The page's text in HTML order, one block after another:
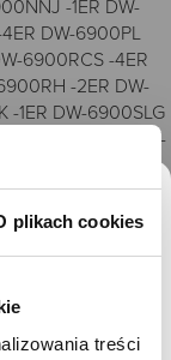
plikach cookies
treści
-1ER DW-
DW-6900PL
6900RCS -4ER
-2ER DW-
-1ER DW-6900SLG
6900SN -4ER DW-
-7ER DW-6900Y
6900ZB -8ER DW-
4ER DW-6930C
6900SG -9ER